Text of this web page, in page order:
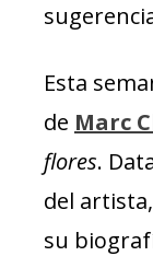
Esta
de Marc
flores.
del
su